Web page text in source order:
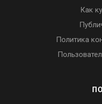
Как
Политика